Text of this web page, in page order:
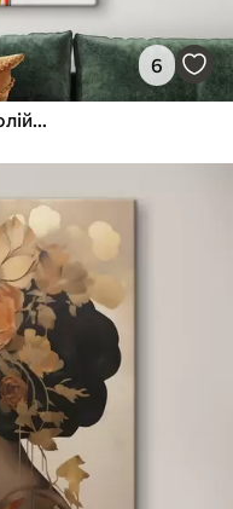
6
Барвистий абстрактний імпасто олійний живопис руки з яскравими мазками синьої, помаранчевої, жовтої та червоної фарби